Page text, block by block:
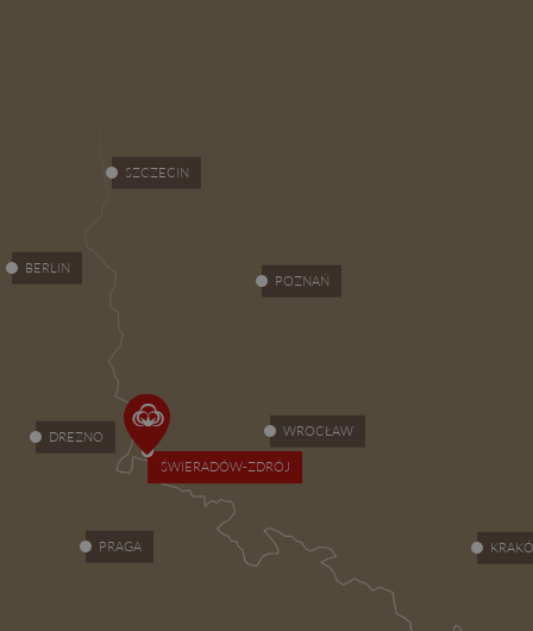
ŚWIERADÓW-ZDRÓJ
WROCŁAW
POZNAŃ
BERLIN
PRAGA
DREZNO
SZCZECIN